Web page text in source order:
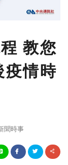
教您
疫情時
聞時事